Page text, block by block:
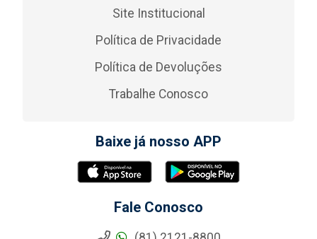
Site Institucional
Política de Privacidade
Política de Devoluções
Trabalhe Conosco
Baixe já nosso APP
Fale Conosco